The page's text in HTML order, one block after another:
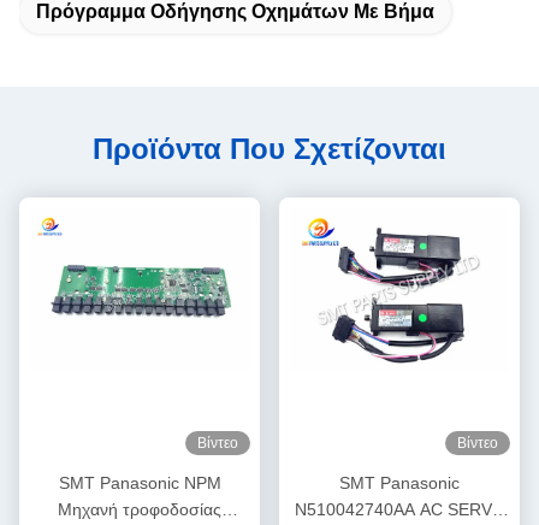
Πρόγραμμα Οδήγησης Οχημάτων Με Βήμα
Προϊόντα Που Σχετίζονται
Βίντεο
SMT Panasonic NPM
Μηχανή τροφοδοσίας
Βίντεο
SMT Panasonic
N510042740AA AC SERVO